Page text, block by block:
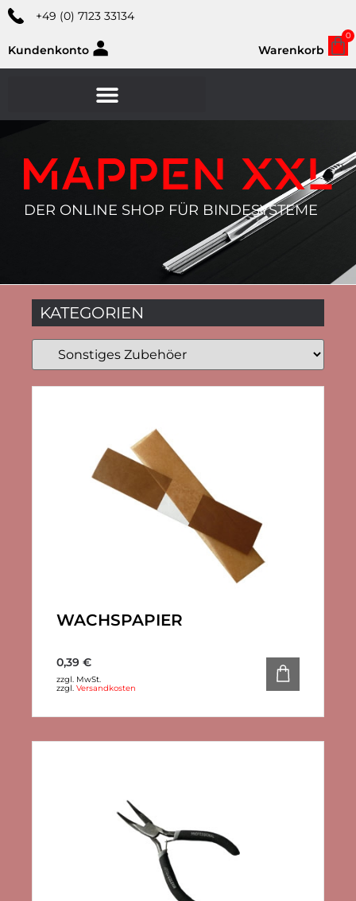
+49 (0) 7123 33134
Kundenkonto Warenkorb
0
DER ONLINE SHOP FÜR BINDESYSTEME
KATEGORIEN
WACHSPAPIER
0,39 €
zzgl. MwSt.
zzgl. Versandkosten